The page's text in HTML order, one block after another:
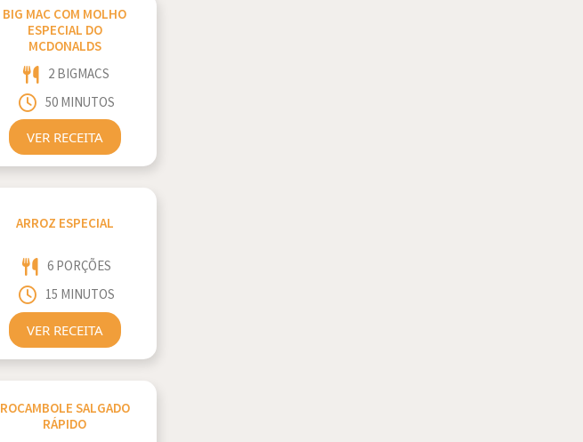
BIG MAC COM MOLHO
ESPECIAL DO
MCDONALDS
2 BIGMACS
50 MINUTOS
VER RECEITA
ARROZ ESPECIAL
6 PORÇÕES
15 MINUTOS
VER RECEITA
ROCAMBOLE SALGADO
RÁPIDO